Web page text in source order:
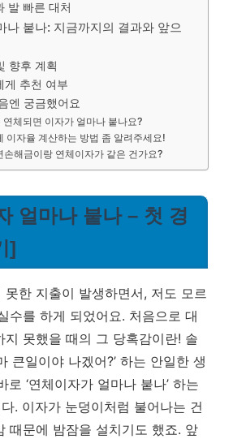
발 빠른 대처
나 붙나: 지금까지의 결과와 앞으
향후 계획
게 추천 여부
엔 궁금했어요
연체되면 이자가 얼마나 붙나요?
이자율 계산하는 방법 좀 알려주세요!
손해금이랑 연체이자가 같은 건가요?
얼마나 붙나 – 첫 경
]
못한 지출이 발생하면서, 저도 모르
수를 하게 되었어요. 처음으로 대
지 못했을 때의 그 당혹감이란! 솔
큰일이야 나겠어?’ 하는 안일한 생
로 ‘연체이자가 얼마나 붙나’ 하는
. 이자가 눈덩이처럼 불어나는 건
때문에 밤잠을 설치기도 했죠. 앞